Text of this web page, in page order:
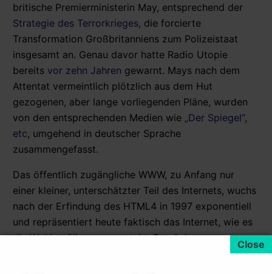
britische Premierministerin May, entsprechend der
Strategie des Terrorkrieges, die forcierte
Transformation Großbritanniens zum Polizeistaat
insgesamt an. Genau davor hatte Radio Utopie
bereits vor zehn Jahren gewarnt. Mays nach dem
Attentat vermeintlich plötzlich aus dem Hut
gezogenen, aber lange vorliegenden Pläne, wurden
von den entsprechenden Medien wie „Der Spiegel“,
etc, umgehend in deutscher Sprache
zusammengefasst.
Das öffentlich zugängliche WWW, zu Anfang nur
einer kleiner, unterschätzter Teil des Internets, wuchs
nach der Erfindung des HTML4 in 1997 exponentiell
und repräsentiert heute faktisch das Internet, wie es
die Weltbevölkerung versteht. Es wird von